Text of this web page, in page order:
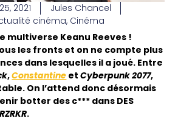
2021
Jules Chancel
cinéma, Cinéma
multiverse Keanu Reeves !
les fronts et on ne compte plus
dans lesquelles il a joué. Entre
,Constantine etCyberpunk 2077,
On l’attend donc désormais
botter des c*** dans DES
.